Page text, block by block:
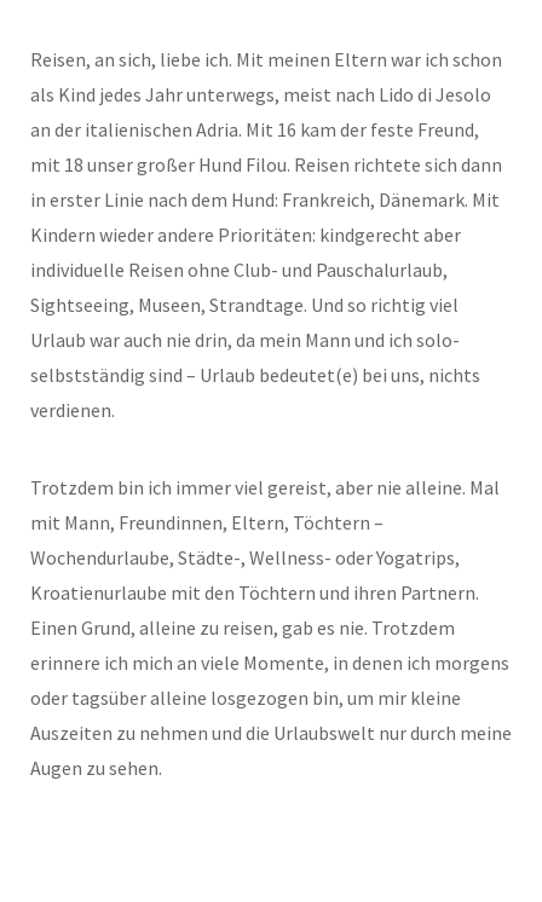
Reisen, an sich, liebe ich. Mit meinen Eltern war ich schon
als Kind jedes Jahr unterwegs, meist nach Lido di Jesolo
an der italienischen Adria. Mit 16 kam der feste Freund,
mit 18 unser großer Hund Filou. Reisen richtete sich dann
in erster Linie nach dem Hund: Frankreich, Dänemark. Mit
Kindern wieder andere Prioritäten: kindgerecht aber
individuelle Reisen ohne Club- und Pauschalurlaub,
Sightseeing, Museen, Strandtage. Und so richtig viel
Urlaub war auch nie drin, da mein Mann und ich solo-
selbstständig sind – Urlaub bedeutet(e) bei uns, nichts
verdienen.
Trotzdem bin ich immer viel gereist, aber nie alleine. Mal
mit Mann, Freundinnen, Eltern, Töchtern –
Wochendurlaube, Städte-, Wellness- oder Yogatrips,
Kroatienurlaube mit den Töchtern und ihren Partnern.
Einen Grund, alleine zu reisen, gab es nie. Trotzdem
erinnere ich mich an viele Momente, in denen ich morgens
oder tagsüber alleine losgezogen bin, um mir kleine
Auszeiten zu nehmen und die Urlaubswelt nur durch meine
Augen zu sehen.